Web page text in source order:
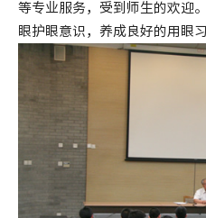
等专业服务，受到师生的欢迎
眼护眼意识，养成良好的用眼习